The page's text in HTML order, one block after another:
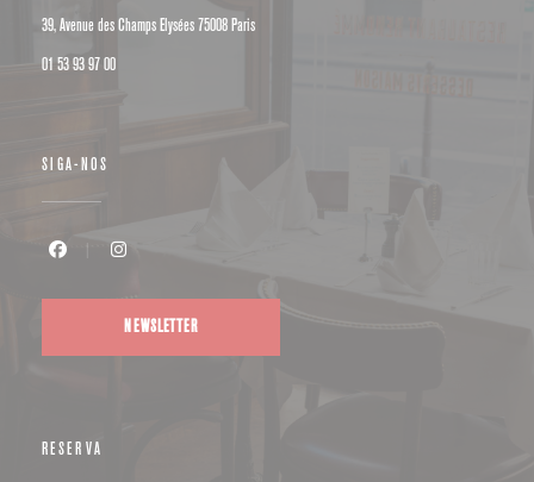
39, Avenue des Champs Elysées 75008 Paris((abre numa nova janela))
01 53 93 97 00
SIGA-NOS
NEWSLETTER
RESERVA